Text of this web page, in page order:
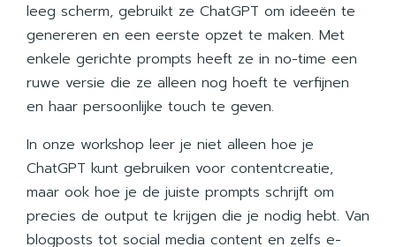
leeg scherm, gebruikt ze ChatGPT om ideeën te
genereren en een eerste opzet te maken. Met
enkele gerichte prompts heeft ze in no-time een
ruwe versie die ze alleen nog hoeft te verfijnen
en haar persoonlijke touch te geven.
In onze workshop leer je niet alleen hoe je
ChatGPT kunt gebruiken voor contentcreatie,
maar ook hoe je de juiste prompts schrijft om
precies de output te krijgen die je nodig hebt. Van
blogposts tot social media content en zelfs e-